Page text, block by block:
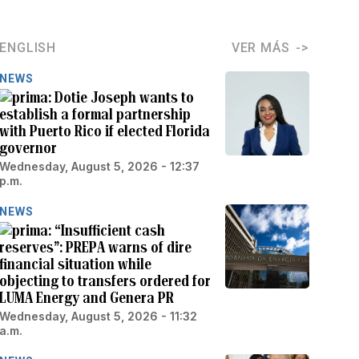
ENGLISH VER MÁS
NEWS
Dotie Joseph wants to
establish a formal partnership
with Puerto Rico if elected Florida
governor
Wednesday, August 5, 2026 - 12:37
p.m.
NEWS
“Insufficient cash
reserves”: PREPA warns of dire
financial situation while
objecting to transfers ordered for
LUMA Energy and Genera PR
Wednesday, August 5, 2026 - 11:32
a.m.